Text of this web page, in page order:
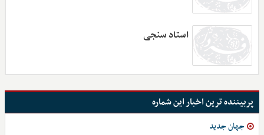
استاد سنجی
پربیننده ترین اخبار این شماره
جهان جدید